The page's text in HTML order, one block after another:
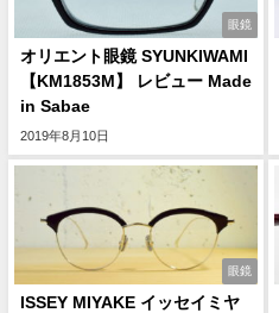
眼鏡
オリエント眼鏡 SYUNKIWAMI
【KM1853M】 レビュー Made
in Sabae
2019年8月10日
眼鏡
ISSEY MIYAKE イッセイミヤ